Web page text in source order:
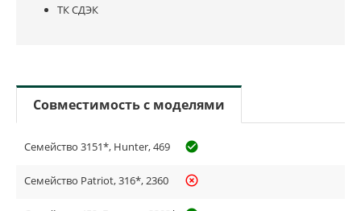
ТК СДЭК
Совместимость с моделями
Семейство 3151*, Hunter, 469 check_circle_outline
Семейство Patriot, 316*, 2360 highlight_off